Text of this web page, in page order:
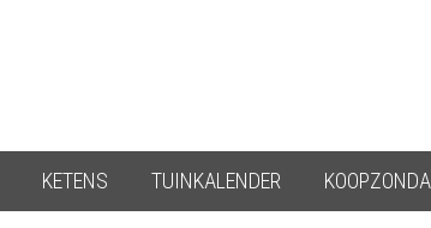
KETENS TUINKALENDER